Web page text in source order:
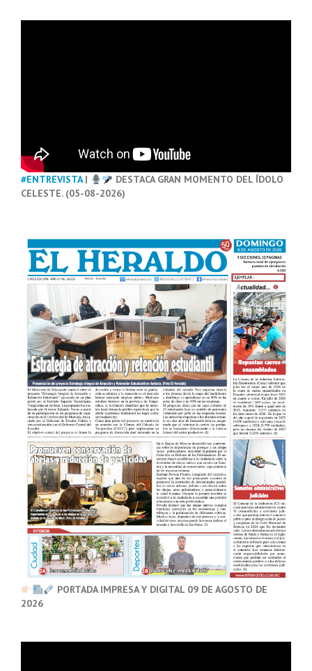
#ENTREVISTA|
DESTACA GRAN MOMENTO DEL ÍDOLO
CELESTE. (05-08-2026)
PORTADA IMPRESA Y DIGITAL 09 DE AGOSTO DE
2026